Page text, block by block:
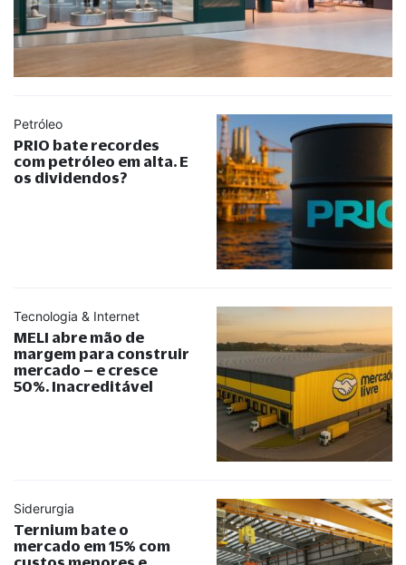
Petróleo
PRIO bate recordes
com petróleo em alta. E
os dividendos?
Tecnologia & Internet
MELI abre mão de
margem para construir
mercado – e cresce
50%. Inacreditável
Siderurgia
Ternium bate o
mercado em 15% com
custos menores e